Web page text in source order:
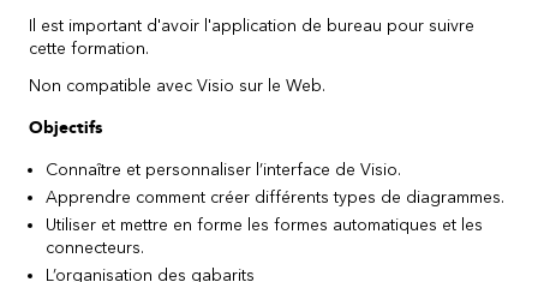
Il est important d'avoir l'application de bureau pour suivre
cette formation.
Non compatible avec Visio sur le Web.
Objectifs
Connaître et personnaliser l’interface de Visio.
Apprendre comment créer différents types de diagrammes.
Utiliser et mettre en forme les formes automatiques et les
connecteurs.
L’organisation des gabarits